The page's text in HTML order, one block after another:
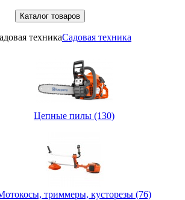
Каталог товаров
техникаСадовая техника
Цепные пилы (130)
триммеры, кусторезы (76)